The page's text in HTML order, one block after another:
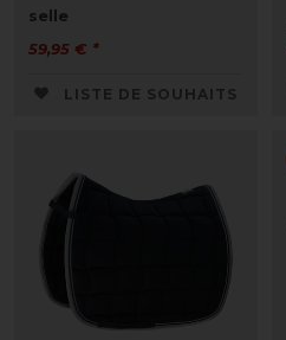
selle
59,95 € *
LISTE DE SOUHAITS